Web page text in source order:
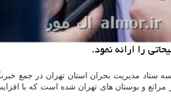
را ارائه نمود.
ستاد مدیریت بحران استان تهران در جمع
و بوستان های تهران شده است که